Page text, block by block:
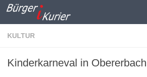
Zum Inhalt springen
KULTUR
Kinderkarneval in Obererbach